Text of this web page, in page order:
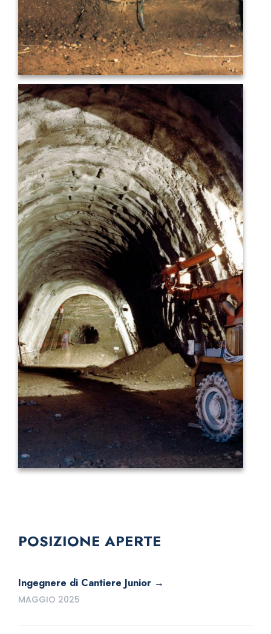
POSIZIONE APERTE
Ingegnere di Cantiere Junior
MAGGIO 2025